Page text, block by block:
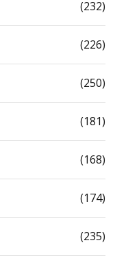
(232)
(226)
(250)
(181)
(168)
(174)
(235)